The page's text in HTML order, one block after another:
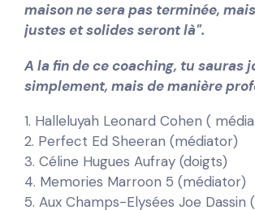
maison ne sera pas terminée,
justes et solides seront là".
A la fin de ce coaching, tu sauras
simplement, mais de manière
1. Halleluyah Leonard Cohen (
2. Perfect Ed Sheeran (médiator)
3. Céline Hugues Aufray (doigts)
4. Memories Marroon 5 (médiator)
5. Aux Champs-Elysées Joe Dassin